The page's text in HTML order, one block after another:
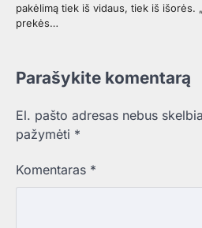
pakėlimą tiek iš vidaus, tiek iš išorės.
prekės…
Parašykite komentarą
El. pašto adresas nebus
pažymėti *
Komentaras *